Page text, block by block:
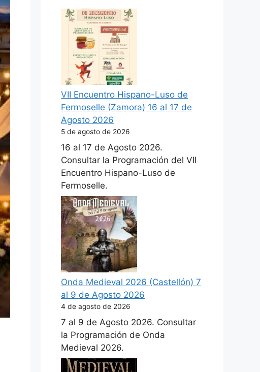
VII Encuentro Hispano-Luso de
Fermoselle (Zamora) 16 al 17 de
Agosto 2026
5 de agosto de 2026
16 al 17 de Agosto 2026.
Consultar la Programación del VII
Encuentro Hispano-Luso de
Fermoselle.
Onda Medieval 2026 (Castellón) 7
al 9 de Agosto 2026
4 de agosto de 2026
7 al 9 de Agosto 2026. Consultar
la Programación de Onda
Medieval 2026.